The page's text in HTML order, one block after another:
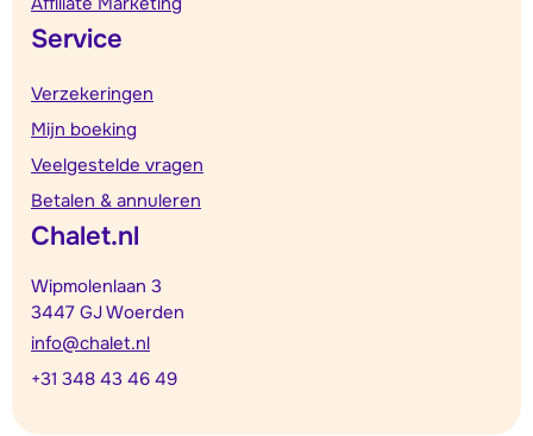
Service
Verzekeringen
Mijn boeking
Veelgestelde vragen
Betalen & annuleren
Chalet.nl
Wipmolenlaan 3
3447 GJ Woerden
info@chalet.nl
+31 348 43 46 49